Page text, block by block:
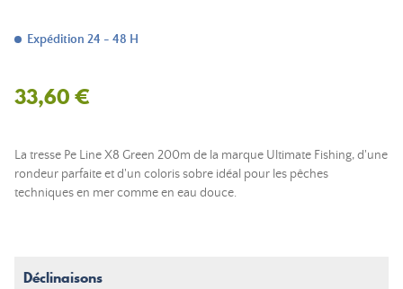
Expédition 24 - 48 H
33,60 €
La tresse Pe Line X8 Green 200m de la marque Ultimate Fishing, d'une
rondeur parfaite et d'un coloris sobre idéal pour les pêches
techniques en mer comme en eau douce.
Déclinaisons